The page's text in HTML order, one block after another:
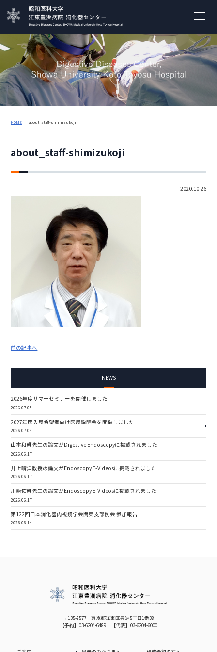
HOME about_staff-shimizukoji
about_staff-shimizukoji
2020.10.26
前の記事へ
NEWS
2026年度サマーセミナーを開催しました
2026.07.05
2027年度入局希望者向け医局説明会を開催しました
2026.07.03
山本和輝先生の論文がDigestive Endoscopyに掲載されました
2026.06.17
井上晴洋教授の論文がEndoscopy E-Videosに掲載されました
2026.06.17
川﨑佑輝先生の論文がEndoscopy E-Videosに掲載されました
2026.06.17
第122回日本消化器内視鏡学会関東支部例会 参加報告
2026.06.14
〒135-8577 東京都江東区豊洲5丁目1番38
【予約】 03-6204-6489 【代表】 03-6204-6000